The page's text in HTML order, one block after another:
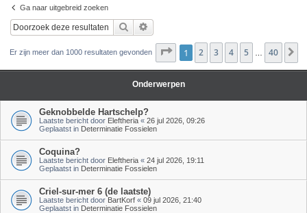
Ga naar uitgebreid zoeken
Zoek
Er zijn meer dan 1000 resultaten gevonden Pagina1 van 40
1 2 3 4 5 40
Onderwerpen
Geknobbelde Hartschelp?
Laatste bericht door Eleftheria « 26 jul 2026, 09:26
Geplaatst in Determinatie Fossielen
Coquina?
Laatste bericht door Eleftheria « 24 jul 2026, 19:11
Geplaatst in Determinatie Fossielen
Criel-sur-mer 6 (de laatste)
Laatste bericht door BartKorf « 09 jul 2026, 21:40
Geplaatst in Determinatie Fossielen